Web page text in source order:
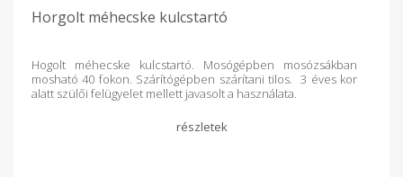
Horgolt méhecske kulcstartó
Hogolt méhecske kulcstartó. Mosógépben mosózsákban
mosható 40 fokon. Szárítógépben szárítani tilos. 3 éves kor
alatt szülői felügyelet mellett javasolt a használata.